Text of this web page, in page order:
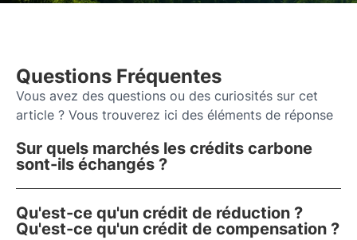
Questions Fréquentes
Vous avez des questions ou des curiosités sur cet
article ? Vous trouverez ici des éléments de réponse
Sur quels marchés les crédits carbone
sont-ils échangés ?
Qu'est-ce qu'un crédit de réduction ?
Qu'est-ce qu'un crédit de compensation ?